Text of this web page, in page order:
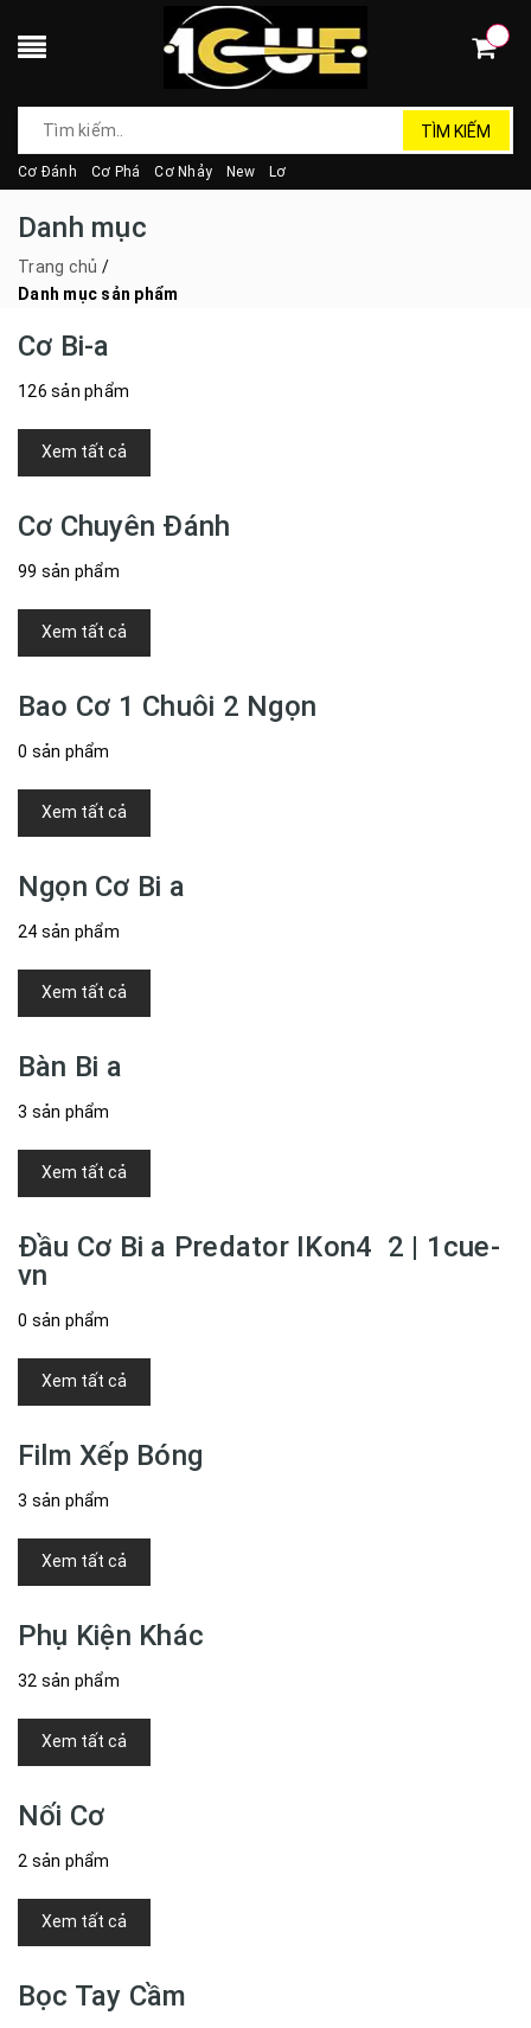
TÌM KIẾM
Cơ Đánh Cơ Phá Cơ Nhảy New Lơ
Danh mục
Trang chủ /
Danh mục sản phẩm
Cơ Bi-a
126 sản phẩm
Xem tất cả
Cơ Chuyên Đánh
99 sản phẩm
Xem tất cả
Bao Cơ 1 Chuôi 2 Ngọn
0 sản phẩm
Xem tất cả
Ngọn Cơ Bi a
24 sản phẩm
Xem tất cả
Bàn Bi a
3 sản phẩm
Xem tất cả
Đầu Cơ Bi a Predator IKon4 2 | 1cue-
vn
0 sản phẩm
Xem tất cả
Film Xếp Bóng
3 sản phẩm
Xem tất cả
Phụ Kiện Khác
32 sản phẩm
Xem tất cả
Nối Cơ
2 sản phẩm
Xem tất cả
Bọc Tay Cầm